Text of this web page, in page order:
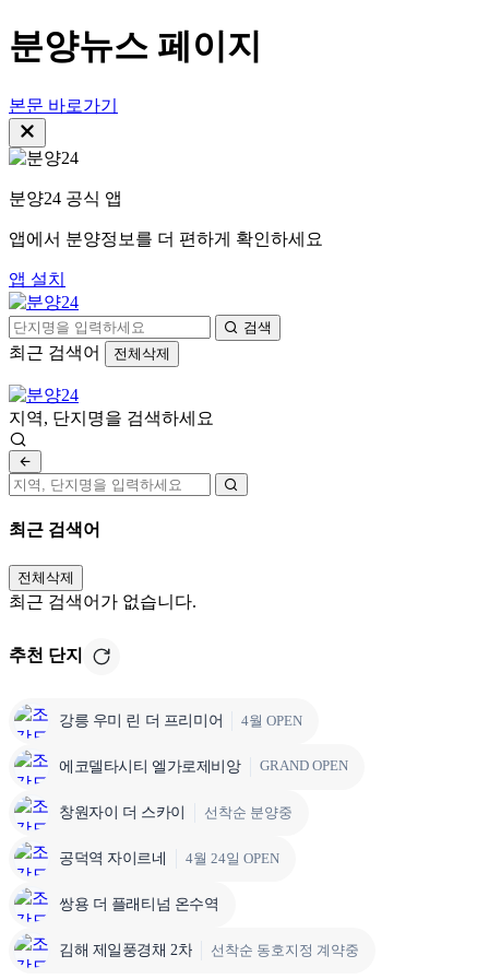
분양뉴스 페이지
본문 바로가기
분양24 공식 앱
앱에서 분양정보를 더 편하게 확인하세요
앱 설치
검색
최근 검색어 전체삭제
지역, 단지명을 검색하세요
최근 검색어
전체삭제
최근 검색어가 없습니다.
추천 단지
강릉 우미 린 더 프리미어 4월 OPEN
에코델타시티 엘가로제비앙 GRAND OPEN
창원자이 더 스카이 선착순 분양중
공덕역 자이르네 4월 24일 OPEN
쌍용 더 플래티넘 온수역
김해 제일풍경채 2차 선착순 동호지정 계약중